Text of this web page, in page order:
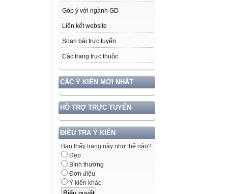
Góp ý với ngành GD
Liên kết website
Soạn bài trực tuyến
Các trang trực thuộc
CÁC Ý KIẾN MỚI NHẤT
HỖ TRỢ TRỰC TUYẾN
ĐIỀU TRA Ý KIẾN
Bạn thấy trang này như thế nào?
Đẹp
Bình thường
Đơn điệu
Ý kiến khác